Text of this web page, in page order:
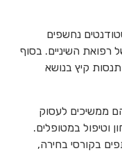
נחשפים
רפואת השיניים. בסוף
קיץ בנושא
ממשיכים לעסוק
וטיפול במטופלים.
בקורסי בחירה,